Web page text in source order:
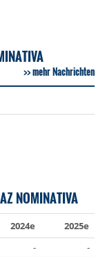
mehr Nachrichten
NOMINATIVA
2024e
2025e
-
-